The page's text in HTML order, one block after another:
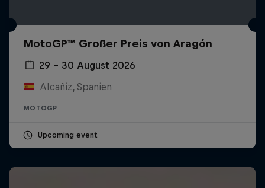
MotoGP™ Großer Preis von Aragón
29 – 30 August 2026
Alcañiz, Spanien
MOTOGP
Upcoming event